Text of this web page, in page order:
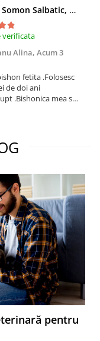
Ulei de Somon Salbatic, câini și pisici, piele si blană, BEST4PETS, 1l
verificata
Alina, Acum 3
fetita .Folosesc
de doi ani
.Bishonica mea se
recomand cu
!
pentru